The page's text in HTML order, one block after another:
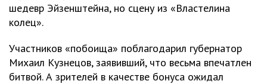
шедевр Эйзенштейна, но сцену из «Властелина
колец».
Участников «побоища» поблагодарил губернатор
Михаил Кузнецов, заявивший, что весьма впечатлен
битвой. А зрителей в качестве бонуса ожидал